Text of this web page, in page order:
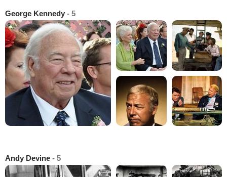
George Kennedy - 5
Andy Devine - 5